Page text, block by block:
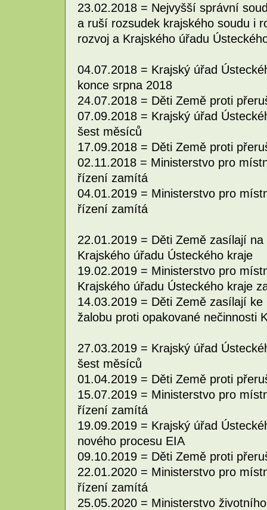
23.02.2018 = Nejvyšší správní
a ruší rozsudek krajského soudu i
rozvoj a Krajského úřadu
04.07.2018 = Krajský úřad
konce srpna 2018
24.07.2018 = Děti Země proti
07.09.2018 = Krajský úřad
šest měsíců
17.09.2018 = Děti Země proti
02.11.2018 = Ministerstvo pro
řízení zamítá
04.01.2019 = Ministerstvo pro
řízení zamítá
22.01.2019 = Děti Země zasílají
Krajského úřadu Ústeckého kraje
19.02.2019 = Ministerstvo pro
Krajského úřadu Ústeckého kraje
14.03.2019 = Děti Země zasílají
žalobu proti opakované nečinnosti
27.03.2019 = Krajský úřad
šest měsíců
01.04.2019 = Děti Země proti
15.07.2019 = Ministerstvo pro
řízení zamítá
19.09.2019 = Krajský úřad
nového procesu EIA
09.10.2019 = Děti Země proti
22.01.2020 = Ministerstvo pro
řízení zamítá
25.05.2020 = Ministerstvo